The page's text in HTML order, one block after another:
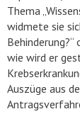
Thema
widmete sie
Behinderung?“
wie wird er
Auszüge aus